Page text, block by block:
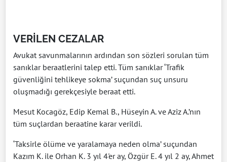
VERİLEN CEZALAR
Avukat savunmalarının ardından son sözleri sorulan tüm
sanıklar beraatlerini talep etti. Tüm sanıklar ‘Trafik
güvenliğini tehlikeye sokma’ suçundan suç unsuru
oluşmadığı gerekçesiyle beraat etti.
Mesut Kocagöz, Edip Kemal B., Hüseyin A. ve Aziz A.’nın
tüm suçlardan beraatine karar verildi.
‘Taksirle ölüme ve yaralamaya neden olma’ suçundan
Kazım K. ile Orhan K. 3 yıl 4'er ay, Özgür E. 4 yıl 2 ay, Ahmet